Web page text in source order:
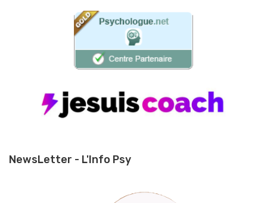
NewsLetter - L'Info Psy